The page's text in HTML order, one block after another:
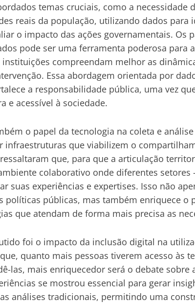
temas cruciais, como a necessidade
reais da população, utilizando dados para
o impacto das ações governamentais. Os
pode ser uma ferramenta poderosa para
compreendam melhor as
Essa abordagem orientada por
a responsabilidade pública, uma vez
e acessível à sociedade.
o papel da tecnologia na coleta e
infraestruturas que viabilizem o
que, para que a articulação
colaborativo onde diferentes setores
suas experiências e expertises. Isso não
políticas públicas, mas também enriquece o
que atendam de forma mais precisa as
foi o impacto da inclusão digital na
quanto mais pessoas tiverem acesso às
las, mais enriquecedor será o debate sobre
se mostrou essencial para gerar
análises tradicionais, permitindo uma